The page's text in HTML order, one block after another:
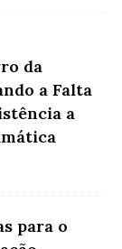
da
a Falta
a
para o